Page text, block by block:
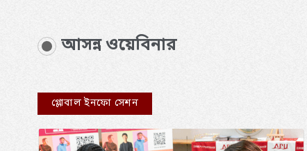
আসন্ন ওয়েবিনার
গ্লোবাল ইনফো সেশন